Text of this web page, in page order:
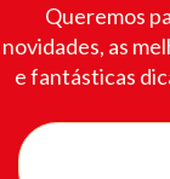
Queremos
novidades, as
e fantásticas